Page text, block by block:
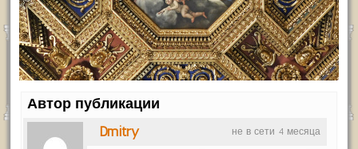
Автор публикации
не в сети 4 месяца
Dmitry